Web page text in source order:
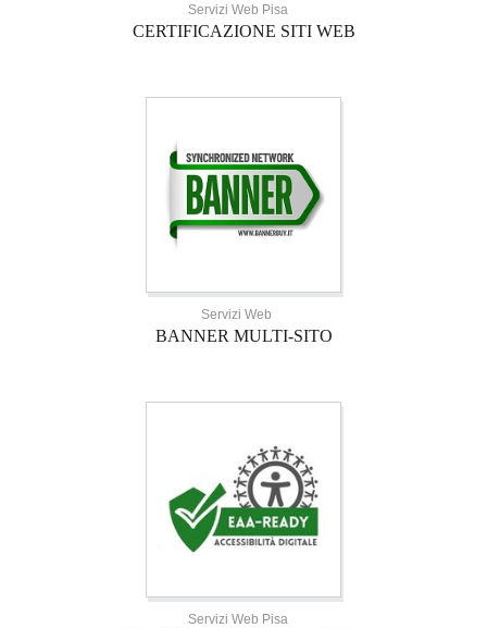
Servizi Web Pisa
CERTIFICAZIONE SITI WEB
Servizi Web
BANNER MULTI-SITO
Servizi Web Pisa